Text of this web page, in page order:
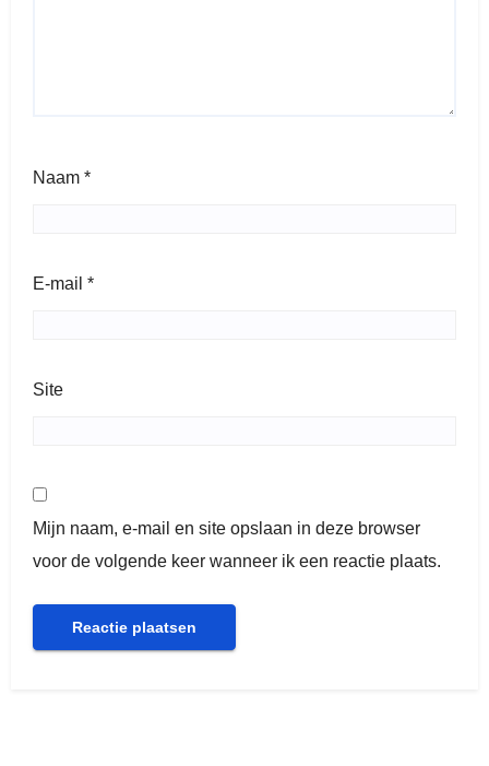
Naam *
E-mail *
Site
Mijn naam, e-mail en site opslaan in deze browser
voor de volgende keer wanneer ik een reactie plaats.